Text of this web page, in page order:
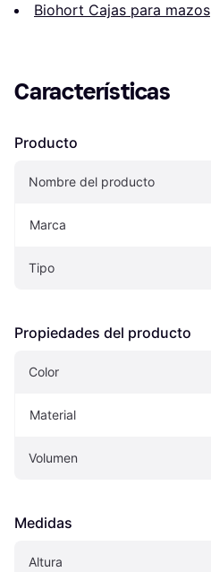
Biohort Cajas para mazos
Características
Producto
Nombre del producto
Marca
Tipo
Propiedades del producto
Color
Material
Volumen
Medidas
Altura